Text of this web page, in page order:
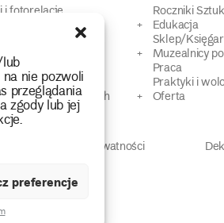
nie pozwoli
przeglądania
zgody lub jej
preferencje
i fotorelacje
Dni Dziedzictwa
strat wojennych
Roczniki
Edukacja
Sklep/
Muzealnicy
Praca
Praktyki i
Oferta
Polityka prywatności